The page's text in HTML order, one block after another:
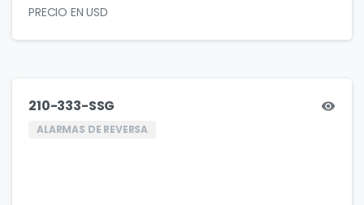
210-333-SSG
ALARMAS DE REVERSA